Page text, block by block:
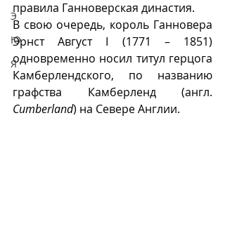
Э
Ю
Я
правила Ганноверская династия.
В свою очередь, король Ганновера
Эрнст Август I (1771 – 1851)
одновременно носил титул герцога
Камберлендского, по названию
графства Камберленд (англ.
Cumberland) на Севере Англии.